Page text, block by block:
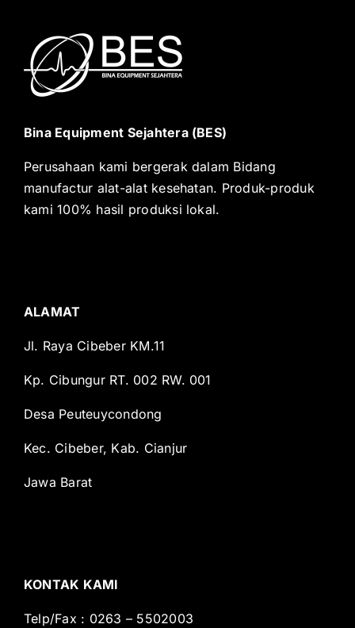
Bina Equipment Sejahtera (BES)
Perusahaan kami bergerak dalam Bidang
manufactur alat-alat kesehatan. Produk-produk
kami 100% hasil produksi lokal.
ALAMAT
Jl. Raya Cibeber KM.11
Kp. Cibungur RT. 002 RW. 001
Desa Peuteuycondong
Kec. Cibeber, Kab. Cianjur
Jawa Barat
KONTAK KAMI
Telp/Fax : 0263 – 5502003